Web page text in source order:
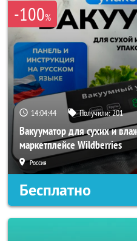
-100%
14:04:43 Получили:201
Вакууматор для сухих и
маркетплейсе Wildberries
Россия
Бесплатно